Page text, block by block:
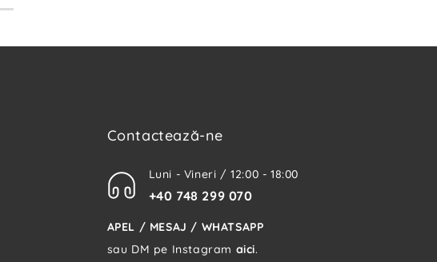
Contactează-ne
Luni - Vineri / 12:00 - 18:00
+40 748 299 070
APEL / MESAJ / WHATSAPP
sau DM pe Instagram aici.